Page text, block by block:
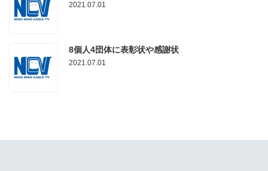
2021.07.01
8個人4団体に表彰状や感謝状
2021.07.01